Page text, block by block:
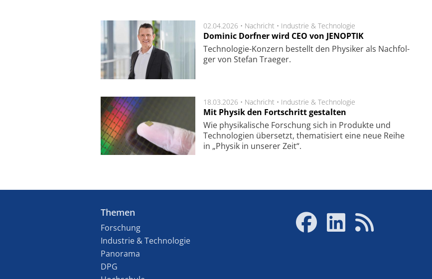
02.04.2026 • Nachricht • Industrie & Technologie
Dominic Dorfner wird CEO von JENOPTIK
Techno­logie-Konzern be­stellt den Phy­si­ker als Nach­fol­
ger von Ste­fan Trae­ger.
18.03.2026 • Nachricht • Industrie & Technologie
Mit Physik den Fortschritt gestalten
Wie physikalische Forschung sich in Produkte und
Technologien übersetzt, thematisiert eine neue Reihe
in „Physik in unserer Zeit“.
Themen
Forschung
Industrie & Technologie
Panorama
DPG